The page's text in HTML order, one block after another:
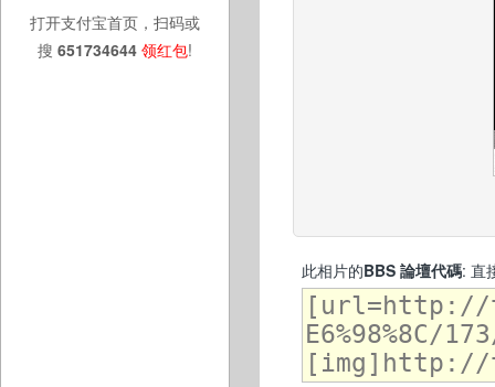
打开支付宝首页，扫码或
搜 651734644 领红包!
此相片的BBS 論壇代碼: 直